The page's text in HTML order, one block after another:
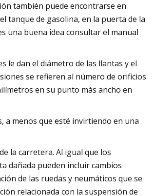
también puede encontrarse en
tanque de gasolina, en la puerta de la
una buena idea consultar el manual
le dan el diámetro de las llantas y el
se refieren al número de orificios
en su punto más ancho en
a menos que esté invirtiendo en una
la carretera. Al igual que los
dañada pueden incluir cambios
de las ruedas y neumáticos que se
relacionada con la suspensión de